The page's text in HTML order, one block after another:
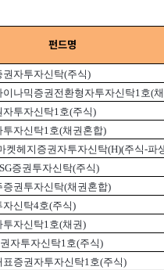
펀드명
자투자신탁(주식)
나믹증권전환형자투자신탁1호(
투자신탁1호(주식)
자신탁1호(채권혼합)
켓헤지증권자투자신탁(H)(주식-파
증권투자신탁(주식)
권투자신탁(채권혼합)
신탁4호(주식)
자신탁1호(채권)
자투자신탁1호(주식)
증권자투자신탁1호(주식)